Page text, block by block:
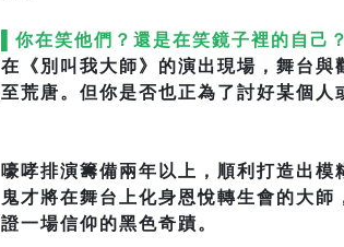
▌你在笑他們？還是在笑鏡子裡的自己？
在《別叫我大師》的演出現場，舞台
至荒唐。但你是否也正為了討好某個
嚎哮排演籌備兩年以上，順利打造出
鬼才將在舞台上化身恩悅轉生會的大
證一場信仰的黑色奇蹟。